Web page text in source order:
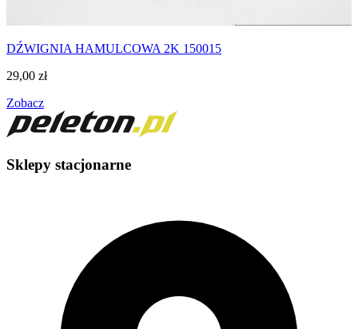
DŹWIGNIA HAMULCOWA 2K 150015
29,00 zł
Zobacz
Sklepy stacjonarne